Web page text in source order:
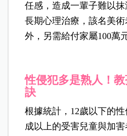
任感，造成一輩子難以
長期心理治療，該名美術
外，另需給付家屬100萬元
性侵犯多是熟人！
訣
根據統計，12歲以下的
成以上的受害兒童與加